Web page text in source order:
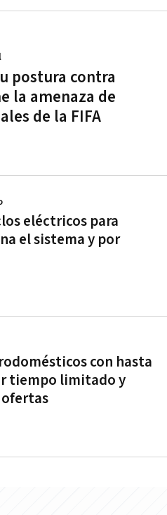
postura contra
la amenaza de
de la FIFA
eléctricos para
el sistema y por
con hasta
tiempo limitado y
ofertas